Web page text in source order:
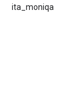
ita_moniqa